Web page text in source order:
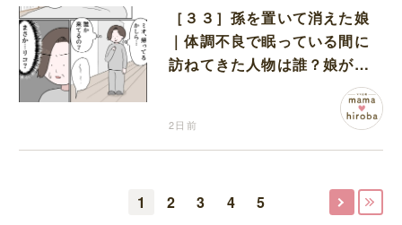
［３３］孫を置いて消えた娘
｜体調不良で眠っている間に
訪ねてきた人物は誰？娘が戻
ってきたのかと不安になる
2日前
1 2 3 4 5